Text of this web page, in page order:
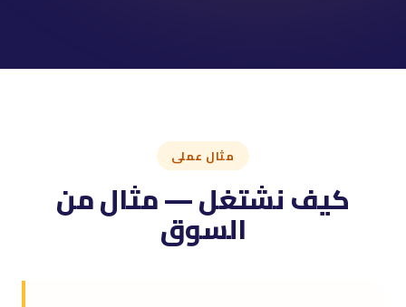
مثال عملى
كيف نشتغل — مثال من
السوق